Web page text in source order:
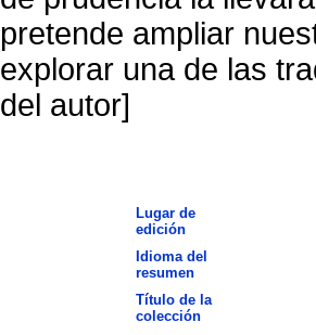
pretende ampliar
explorar una de las
del autor]
Lugar de
edición
Idioma del
resumen
Título de la
colección